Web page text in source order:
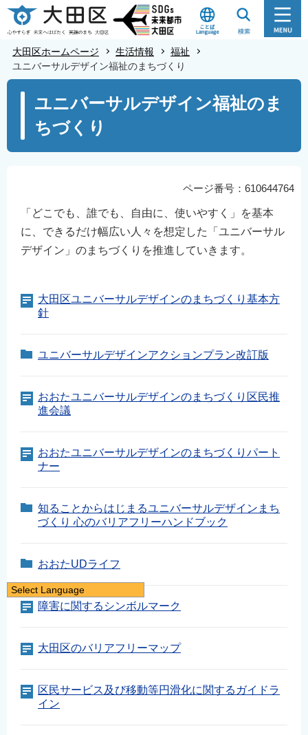
こ
の
ジ
大田区ホームページ 生活情報
福祉
ユニバーサルデザイン福祉のまちづくり
ユニバーサルデザイン福祉のま
ちづくり
ページ番号：610644764
「どこでも、誰でも、自由に、使いやすく」を基本
に、できるだけ幅広い人々を想定した「ユニバーサル
デザイン」のまちづくりを推進していきます。
大田区ユニバーサルデザインのまちづくり基本方
針
ユニバーサルデザインアクションプラン改訂版
おおたユニバーサルデザインのまちづくり区民推
進会議
おおたユニバーサルデザインのまちづくりパート
ナー
知ることからはじまるユニバーサルデザインまち
づくり 心のバリアフリーハンドブック
おおたUDライフ
障害に関するシンボルマーク
大田区のバリアフリーマップ
区民サービス及び移動等円滑化に関するガイドラ
イン
Select Language
日本語
简体中文
한국어